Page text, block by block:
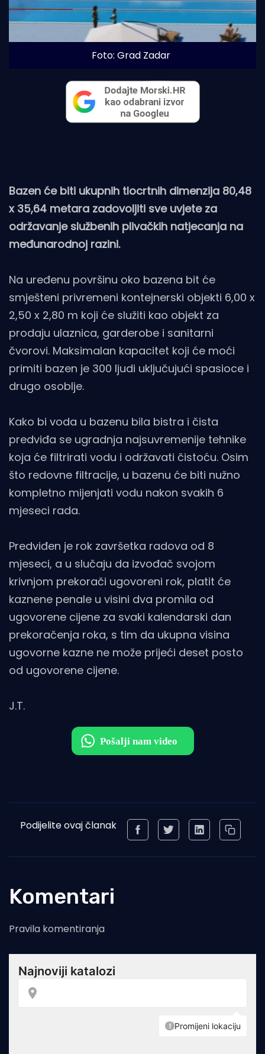
Foto: Grad Zadar
Bazen će biti ukupnih tlocrtnih dimenzija 80,48
x 35,64 metara zadovoljiti sve uvjete za
održavanje službenih plivačkih natjecanja na
međunarodnoj razini.
Na uređenu površinu oko bazena bit će
smješteni privremeni kontejnerski objekti 6,00 x
2,50 x 2,80 m koji će služiti kao objekt za
prodaju ulaznica, garderobe i sanitarni
čvorovi. Maksimalan kapacitet koji će moći
primiti bazen je 300 ljudi uključujući spasioce i
drugo osoblje.
Kako bi voda u bazenu bila bistra i čista
predviđa se ugradnja najsuvremenije tehnike
koja će filtrirati vodu i održavati čistoću. Osim
što redovne filtracije, u bazenu će biti nužno
kompletno mijenjati vodu nakon svakih 6
mjeseci rada.
Predviđen je rok završetka radova od 8
mjeseci, a u slučaju da izvođač svojom
krivnjom prekorači ugovoreni rok, platit će
kaznene penale u visini dva promila od
ugovorene cijene za svaki kalendarski dan
prekoračenja roka, s tim da ukupna visina
ugovorne kazne ne može prijeći deset posto
od ugovorene cijene.
J.T.
Podijelite ovaj članak
Komentari
Pravila komentiranja